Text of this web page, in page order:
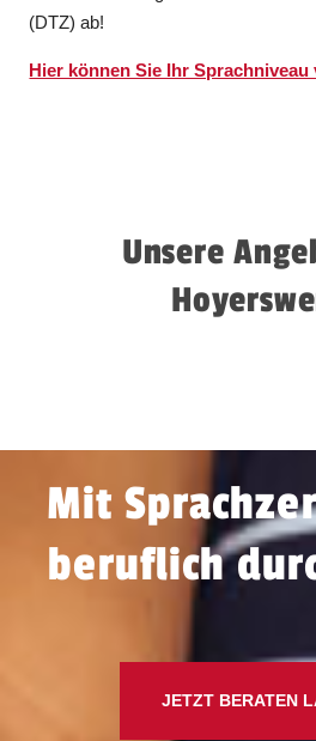
(DTZ) ab!
Hier können Sie Ihr Sprachniveau
Unsere
Mit
beruflich
JETZT BERATEN